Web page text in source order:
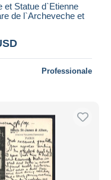
et Statue d`Etienne
de l`Archeveche et
Professionale